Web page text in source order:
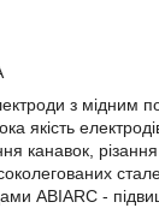
з мідним
якість
канавок,
ABIARC -